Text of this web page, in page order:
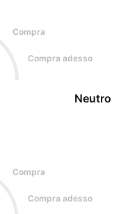
Compra
Compra adesso
Neutro
Compra
Compra adesso